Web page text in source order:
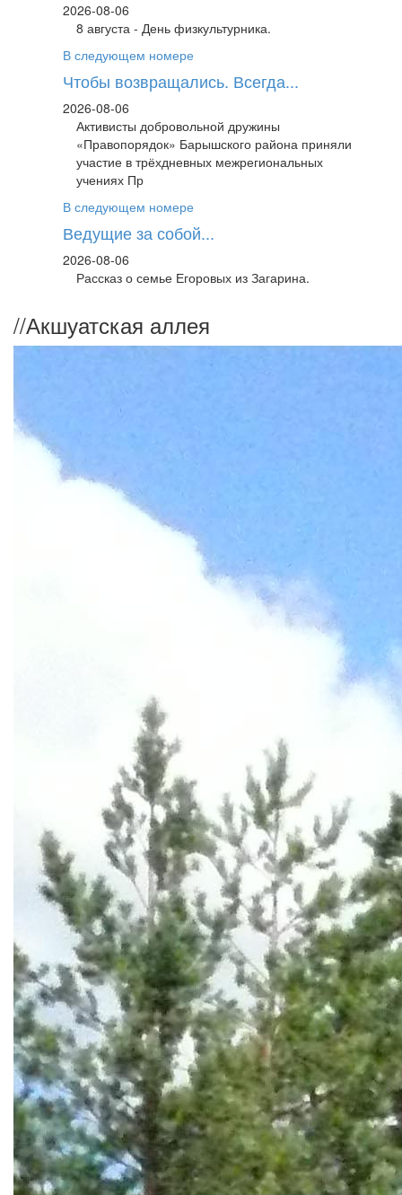
2026-08-06
8 августа - День физкультурника.
В следующем номере
Чтобы возвращались. Всегда...
2026-08-06
Активисты добровольной дружины
«Правопорядок» Барышского района приняли
участие в трёхдневных межрегиональных
учениях Пр
В следующем номере
Ведущие за собой...
2026-08-06
Рассказ о семье Егоровых из Загарина.
//Акшуатская аллея